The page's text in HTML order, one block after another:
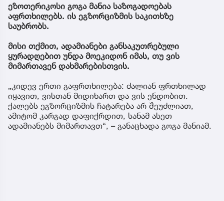
ეზოთერიკოსი გოგა მანია საზოგადოებას
აფრთხილებს. ის ეგზორციზმის საკითხზე
საუბრობს.
მისი თქმით, ადამიანები განსაკუთრებული
ყურადღებით უნდა მოეკიდონ იმას, თუ ვის
მიმართავენ დახმარებისთვის.
„კიდევ ერთი გაფრთხილება: ძალიან ფრთხილად
იყავით, ვისთან მიდიხართ და ვის ენდობით.
ქალებს ეგზორციზმის ჩატარება არ შეუძლიათ,
ამიტომ კარგად დაფიქრდით, სანამ ასეთ
ადამიანებს მიმართავთ“, – განაცხადა გოგა მანიამ.